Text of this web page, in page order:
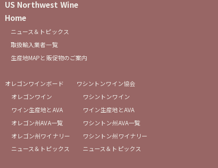
US Northwest Wine
Home
ニュース＆トピックス
取扱輸入業者一覧
生産地MAPと販促物のご案内
オレゴンワインボード
オレゴンワイン
ワイン生産地とAVA
オレゴン州AVA一覧
オレゴン州ワイナリー
ニュース＆トピックス
ワシントンワイン協会
ワシントンワイン
ワイン生産地とAVA
ワシントン州AVA一覧
ワシントン州ワイナリー
ニュース＆トピックス